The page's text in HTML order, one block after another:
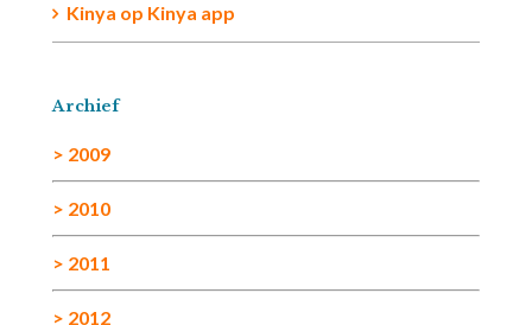
Kinya op Kinya app
Archief
> 2009
> 2010
> 2011
> 2012